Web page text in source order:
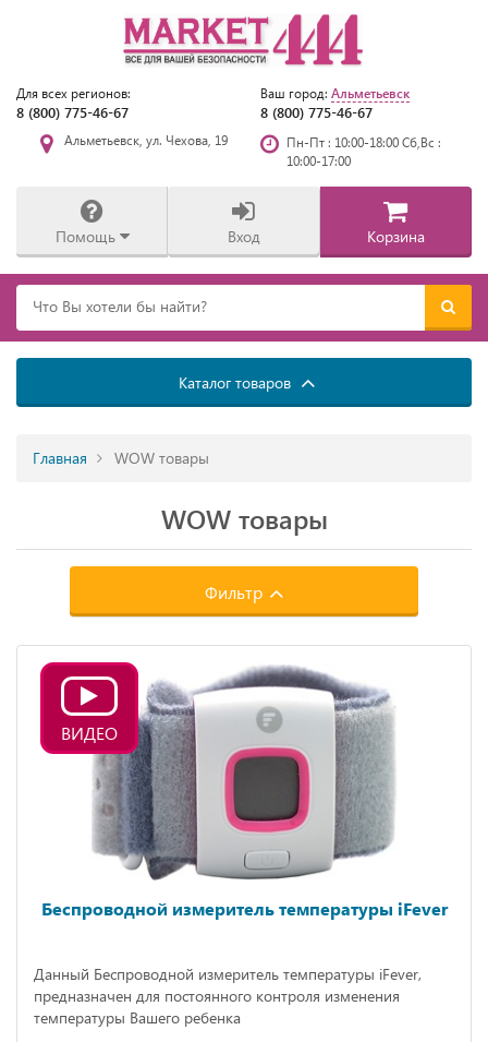
Для всех регионов:
8 (800) 775-46-67
Ваш город: Альметьевск
8 (800) 775-46-67
Альметьевск, ул. Чехова, 19
Пн-Пт : 10:00-18:00 Сб,Вс :
10:00-17:00
Помощь Вход Корзина
Каталог товаров
Главная WOW товары
WOW товары
Фильтр
ВИДЕО
Беспроводной измеритель температуры iFever
Данный Беспроводной измеритель температуры iFever,
предназначен для постоянного контроля изменения
температуры Вашего ребенка